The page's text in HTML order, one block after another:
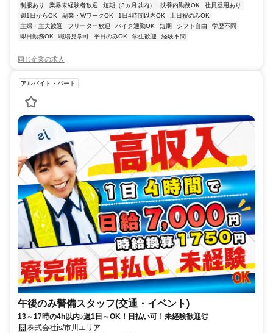
制服あり 業界未経験者歓迎 短期（3ヵ月以内） 扶養内勤務OK
社員登用あり
週1日からOK
副業・WワークOK 1日4時間以内OK
土日祝のみOK
主婦・主夫歓迎
フリーター歓迎 バイク通勤OK 短期 シフト自由
学歴不問
即日勤務OK
職場見学可 平日のみOK 学生歓迎 経験不問
同じ企業の求人
アルバイト・パート
午後のみ警備スタッフ(交通・イベント)
13～17時の4h以内♪週1日～OK！日払い可！未経験歓迎◎
株式会社js/市川エリア